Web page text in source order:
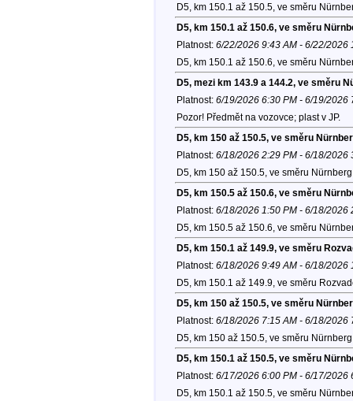
D5, km 150.1 až 150.5, ve směru
D5, km 150.1 až 150.6, ve směru
Platnost: 6/22/2026 9:43 AM - 6/22/2026
D5, km 150.1 až 150.6, ve směru
D5, mezi km 143.9 a 144.2, ve směru
Platnost: 6/19/2026 6:30 PM - 6/19/2026
Pozor! Předmět na vozovce; plast v JP.
D5, km 150 až 150.5, ve směru
Platnost: 6/18/2026 2:29 PM - 6/18/2026
D5, km 150 až 150.5, ve směru
D5, km 150.5 až 150.6, ve směru
Platnost: 6/18/2026 1:50 PM - 6/18/2026
D5, km 150.5 až 150.6, ve směru
D5, km 150.1 až 149.9, ve směru
Platnost: 6/18/2026 9:49 AM - 6/18/2026
D5, km 150.1 až 149.9, ve směru
D5, km 150 až 150.5, ve směru
Platnost: 6/18/2026 7:15 AM - 6/18/2026
D5, km 150 až 150.5, ve směru
D5, km 150.1 až 150.5, ve směru
Platnost: 6/17/2026 6:00 PM - 6/17/2026
D5, km 150.1 až 150.5, ve směru